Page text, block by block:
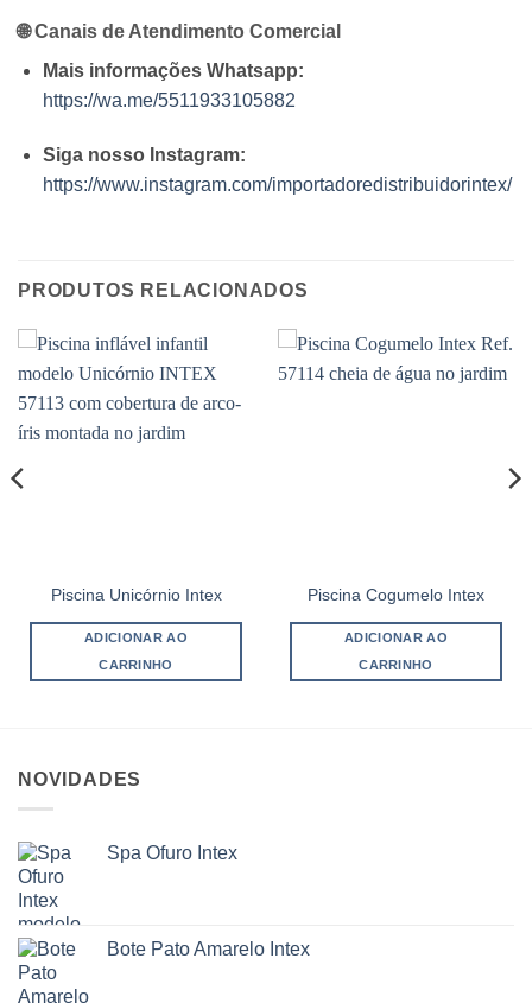
🌐 Canais de Atendimento Comercial
Mais informações Whatsapp:
https://wa.me/5511933105882
Siga nosso Instagram:
https://www.instagram.com/importadoredistribuidorintex/
PRODUTOS RELACIONADOS
Piscina Unicórnio Intex
ADICIONAR AO
CARRINHO
Piscina Cogumelo Intex
ADICIONAR AO
CARRINHO
NOVIDADES
Spa Ofuro Intex
Bote Pato Amarelo Intex